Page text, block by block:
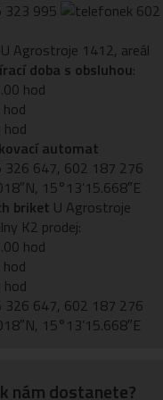
323 995
602
U Agrostroje 1412, areál
doba s obsluhou:
hod
automat
326 647, 602 187 276
15°13’15.668″E
briket U Agrostroje
K2 prodej:
hod
326 647, 602 187 276
15°13’15.668″E
nám dostanete?